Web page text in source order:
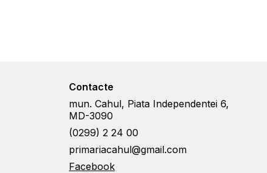
Contacte
mun. Cahul, Piata Independentei 6,
MD-3090
(0299) 2 24 00
primariacahul@gmail.com
Facebook